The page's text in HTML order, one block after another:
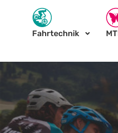
Fahrtechnik